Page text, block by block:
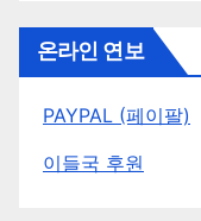
온라인 연보
PAYPAL (페이팔)
이들국 후원